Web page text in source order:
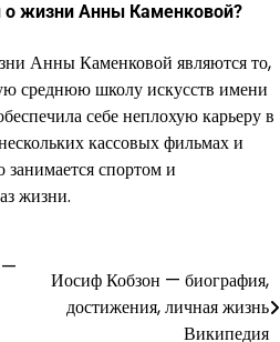
о жизни Анны Каменковой?
Анны Каменковой являются то,
среднюю школу искусств имени
себе неплохую карьеру в
кассовых фильмах и
спортом и
жизни.
—
Иосиф Кобзон — биография,
достижения, личная жизнь
Википедия